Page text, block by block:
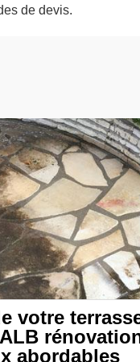
de devis.
votre
abordables